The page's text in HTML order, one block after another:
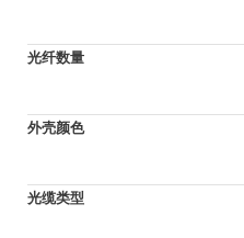
光纤数量
外壳颜色
光缆类型